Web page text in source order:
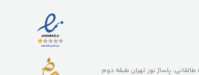
طالقانی، پاساژ نور تهران طبقه دوم